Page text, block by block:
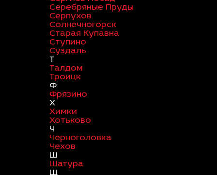
Серебряные Пруды
Серпухов
Солнечногорск
Старая Купавна
Ступино
Суздаль
Т
Талдом
Троицк
Ф
Фрязино
Х
Химки
Хотьково
Ч
Черноголовка
Чехов
Ш
Шатура
Щ